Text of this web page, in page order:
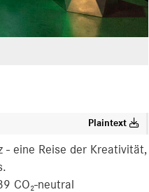
Plaintext
- eine Reise der Kreativität,
CO₂-neutral